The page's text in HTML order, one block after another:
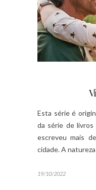
Esta série é
da série de livros
escreveu mais
cidade. A
19/10/2022